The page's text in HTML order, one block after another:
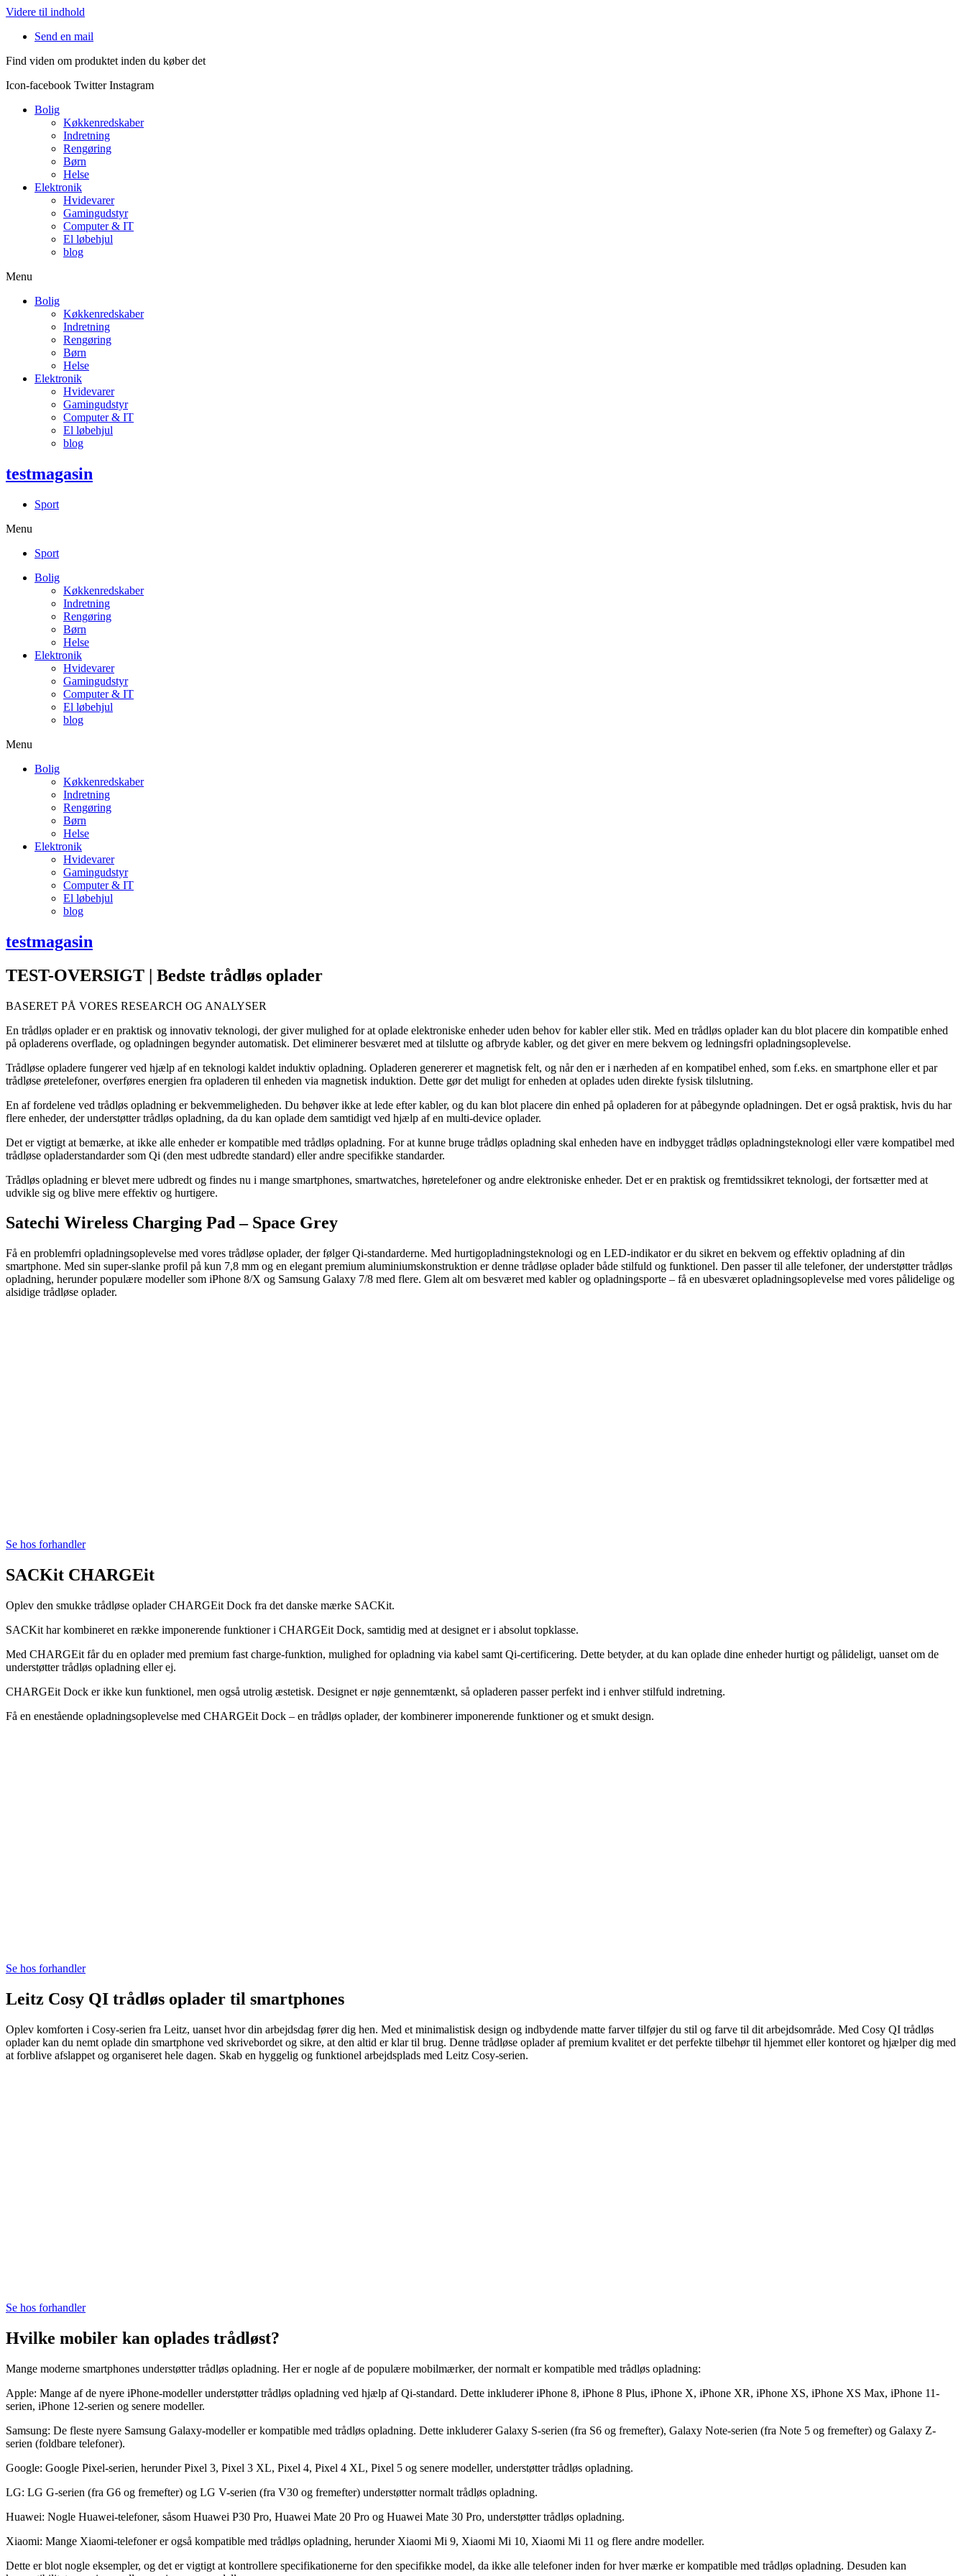
Videre til indhold
Send en mail
Find viden om produktet inden du køber det
Icon-facebook Twitter Instagram
Bolig
Køkkenredskaber
Indretning
Rengøring
Børn
Helse
Elektronik
Hvidevarer
Gamingudstyr
Computer & IT
El løbehjul
blog
Menu
Bolig
Køkkenredskaber
Indretning
Rengøring
Børn
Helse
Elektronik
Hvidevarer
Gamingudstyr
Computer & IT
El løbehjul
blog
testmagasin
Sport
Menu
Sport
Bolig
Køkkenredskaber
Indretning
Rengøring
Børn
Helse
Elektronik
Hvidevarer
Gamingudstyr
Computer & IT
El løbehjul
blog
Menu
Bolig
Køkkenredskaber
Indretning
Rengøring
Børn
Helse
Elektronik
Hvidevarer
Gamingudstyr
Computer & IT
El løbehjul
blog
testmagasin
TEST-OVERSIGT | Bedste trådløs oplader
BASERET PÅ VORES RESEARCH OG ANALYSER
En trådløs oplader er en praktisk og innovativ teknologi, der giver mulighed for at oplade elektroniske enheder uden behov for kabler eller stik. Med en trådløs oplader kan du blot placere din kompatible enhed
på opladerens overflade, og opladningen begynder automatisk. Det eliminerer besværet med at tilslutte og afbryde kabler, og det giver en mere bekvem og ledningsfri opladningsoplevelse.
Trådløse opladere fungerer ved hjælp af en teknologi kaldet induktiv opladning. Opladeren genererer et magnetisk felt, og når den er i nærheden af en kompatibel enhed, som f.eks. en smartphone eller et par
trådløse øretelefoner, overføres energien fra opladeren til enheden via magnetisk induktion. Dette gør det muligt for enheden at oplades uden direkte fysisk tilslutning.
En af fordelene ved trådløs opladning er bekvemmeligheden. Du behøver ikke at lede efter kabler, og du kan blot placere din enhed på opladeren for at påbegynde opladningen. Det er også praktisk, hvis du har
flere enheder, der understøtter trådløs opladning, da du kan oplade dem samtidigt ved hjælp af en multi-device oplader.
Det er vigtigt at bemærke, at ikke alle enheder er kompatible med trådløs opladning. For at kunne bruge trådløs opladning skal enheden have en indbygget trådløs opladningsteknologi eller være kompatibel med
trådløse opladerstandarder som Qi (den mest udbredte standard) eller andre specifikke standarder.
Trådløs opladning er blevet mere udbredt og findes nu i mange smartphones, smartwatches, høretelefoner og andre elektroniske enheder. Det er en praktisk og fremtidssikret teknologi, der fortsætter med at
udvikle sig og blive mere effektiv og hurtigere.
Satechi Wireless Charging Pad – Space Grey
Få en problemfri opladningsoplevelse med vores trådløse oplader, der følger Qi-standarderne. Med hurtigopladningsteknologi og en LED-indikator er du sikret en bekvem og effektiv opladning af din
smartphone. Med sin super-slanke profil på kun 7,8 mm og en elegant premium aluminiumskonstruktion er denne trådløse oplader både stilfuld og funktionel. Den passer til alle telefoner, der understøtter trådløs
opladning, herunder populære modeller som iPhone 8/X og Samsung Galaxy 7/8 med flere. Glem alt om besværet med kabler og opladningsporte – få en ubesværet opladningsoplevelse med vores pålidelige og
alsidige trådløse oplader.
Se hos forhandler
SACKit CHARGEit
Oplev den smukke trådløse oplader CHARGEit Dock fra det danske mærke SACKit.
SACKit har kombineret en række imponerende funktioner i CHARGEit Dock, samtidig med at designet er i absolut topklasse.
Med CHARGEit får du en oplader med premium fast charge-funktion, mulighed for opladning via kabel samt Qi-certificering. Dette betyder, at du kan oplade dine enheder hurtigt og pålideligt, uanset om de
understøtter trådløs opladning eller ej.
CHARGEit Dock er ikke kun funktionel, men også utrolig æstetisk. Designet er nøje gennemtænkt, så opladeren passer perfekt ind i enhver stilfuld indretning.
Få en enestående opladningsoplevelse med CHARGEit Dock – en trådløs oplader, der kombinerer imponerende funktioner og et smukt design.
Se hos forhandler
Leitz Cosy QI trådløs oplader til smartphones
Oplev komforten i Cosy-serien fra Leitz, uanset hvor din arbejdsdag fører dig hen. Med et minimalistisk design og indbydende matte farver tilføjer du stil og farve til dit arbejdsområde. Med Cosy QI trådløs
oplader kan du nemt oplade din smartphone ved skrivebordet og sikre, at den altid er klar til brug. Denne trådløse oplader af premium kvalitet er det perfekte tilbehør til hjemmet eller kontoret og hjælper dig med
at forblive afslappet og organiseret hele dagen. Skab en hyggelig og funktionel arbejdsplads med Leitz Cosy-serien.
Se hos forhandler
Hvilke mobiler kan oplades trådløst?
Mange moderne smartphones understøtter trådløs opladning. Her er nogle af de populære mobilmærker, der normalt er kompatible med trådløs opladning:
Apple: Mange af de nyere iPhone-modeller understøtter trådløs opladning ved hjælp af Qi-standard. Dette inkluderer iPhone 8, iPhone 8 Plus, iPhone X, iPhone XR, iPhone XS, iPhone XS Max, iPhone 11-
serien, iPhone 12-serien og senere modeller.
Samsung: De fleste nyere Samsung Galaxy-modeller er kompatible med trådløs opladning. Dette inkluderer Galaxy S-serien (fra S6 og fremefter), Galaxy Note-serien (fra Note 5 og fremefter) og Galaxy Z-
serien (foldbare telefoner).
Google: Google Pixel-serien, herunder Pixel 3, Pixel 3 XL, Pixel 4, Pixel 4 XL, Pixel 5 og senere modeller, understøtter trådløs opladning.
LG: LG G-serien (fra G6 og fremefter) og LG V-serien (fra V30 og fremefter) understøtter normalt trådløs opladning.
Huawei: Nogle Huawei-telefoner, såsom Huawei P30 Pro, Huawei Mate 20 Pro og Huawei Mate 30 Pro, understøtter trådløs opladning.
Xiaomi: Mange Xiaomi-telefoner er også kompatible med trådløs opladning, herunder Xiaomi Mi 9, Xiaomi Mi 10, Xiaomi Mi 11 og flere andre modeller.
Dette er blot nogle eksempler, og det er vigtigt at kontrollere specifikationerne for den specifikke model, da ikke alle telefoner inden for hver mærke er kompatible med trådløs opladning. Desuden kan